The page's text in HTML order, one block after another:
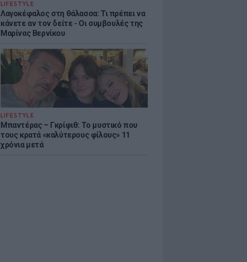
LIFESTYLE
Λαγοκέφαλος στη θάλασσα: Τι πρέπει να
κάνετε αν τον δείτε - Οι συμβουλές της
Μαρίνας Βερνίκου
LIFESTYLE
Μπαντέρας – Γκρίφιθ: Το μυστικό που
τους κρατά «καλύτερους φίλους» 11
χρόνια μετά